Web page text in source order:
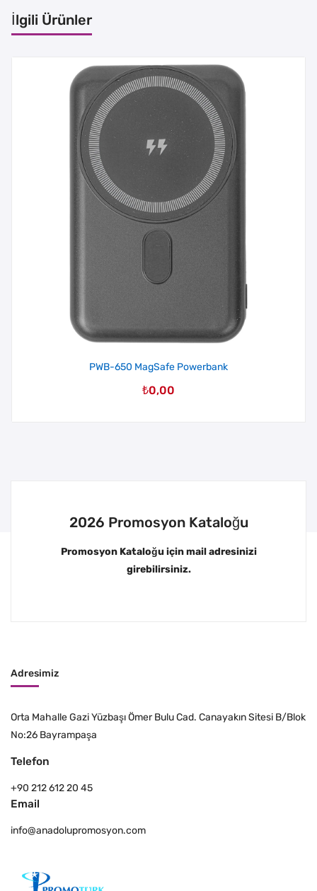
İlgili Ürünler
PWB-650 MagSafe Powerbank
₺0,00
2026 Promosyon Kataloğu
Promosyon Kataloğu için mail adresinizi
girebilirsiniz.
Adresimiz
Orta Mahalle Gazi Yüzbaşı Ömer Bulu Cad. Canayakın Sitesi B/Blok
No:26 Bayrampaşa
Telefon
+90 212 612 20 45
Email
info@anadolupromosyon.com